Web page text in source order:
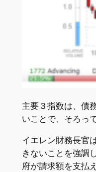
主要３指数は、債
いことで、そろっ
イエレン財務長官
きないことを強調
府が請求額を支払